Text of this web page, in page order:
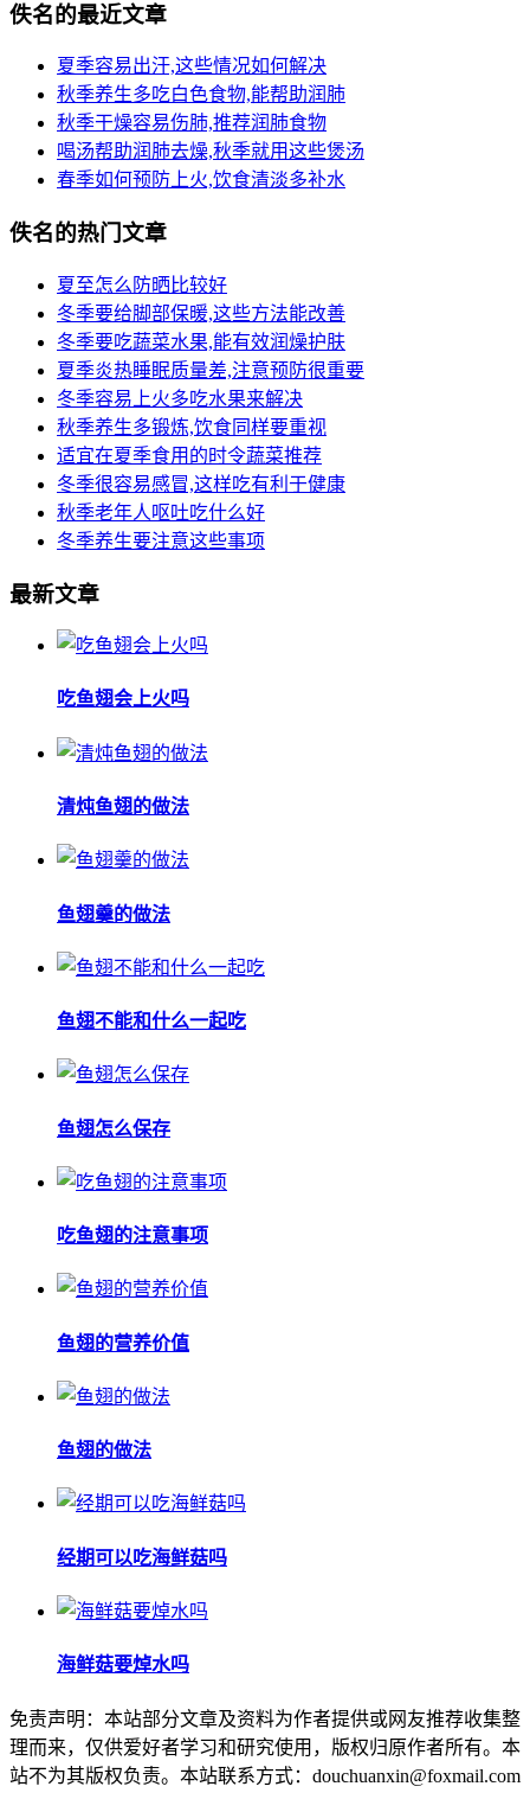
佚名的最近文章
夏季容易出汗,这些情况如何解决
秋季养生多吃白色食物,能帮助润肺
秋季干燥容易伤肺,推荐润肺食物
喝汤帮助润肺去燥,秋季就用这些煲汤
春季如何预防上火,饮食清淡多补水
佚名的热门文章
夏至怎么防晒比较好
冬季要给脚部保暖,这些方法能改善
冬季要吃蔬菜水果,能有效润燥护肤
夏季炎热睡眠质量差,注意预防很重要
冬季容易上火多吃水果来解决
秋季养生多锻炼,饮食同样要重视
适宜在夏季食用的时令蔬菜推荐
冬季很容易感冒,这样吃有利于健康
秋季老年人呕吐吃什么好
冬季养生要注意这些事项
最新文章
吃鱼翅会上火吗
清炖鱼翅的做法
鱼翅羹的做法
鱼翅不能和什么一起吃
鱼翅怎么保存
吃鱼翅的注意事项
鱼翅的营养价值
鱼翅的做法
经期可以吃海鲜菇吗
海鲜菇要焯水吗
免责声明：本站部分文章及资料为作者提供或网友推荐收集整
理而来，仅供爱好者学习和研究使用，版权归原作者所有。本
站不为其版权负责。本站联系方式：douchuanxin@foxmail.com